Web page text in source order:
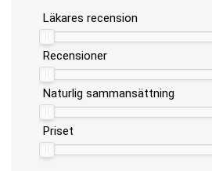
Läkares recension
Recensioner
Naturlig sammansättning
Priset